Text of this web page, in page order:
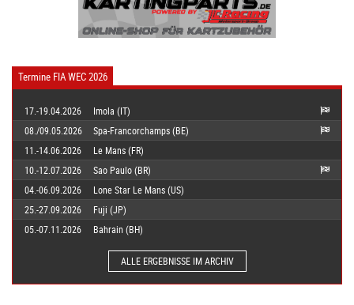
Termine FIA WEC 2026
17.-19.04.2026
Imola (IT)
08./09.05.2026
Spa-Francorchamps (BE)
11.-14.06.2026
Le Mans (FR)
10.-12.07.2026
Sao Paulo (BR)
04.-06.09.2026
Lone Star Le Mans (US)
25.-27.09.2026
Fuji (JP)
05.-07.11.2026
Bahrain (BH)
ALLE ERGEBNISSE IM ARCHIV